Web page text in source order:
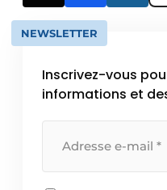
NEWSLETTER
Inscrivez-vous
informations et